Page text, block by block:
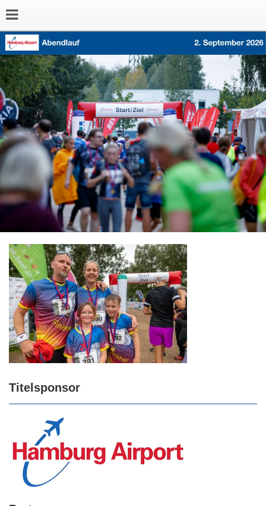
Titelsponsor